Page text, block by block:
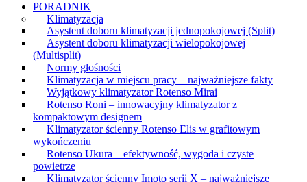
PORADNIK
Klimatyzacja
Asystent doboru klimatyzacji jednopokojowej (Split)
Asystent doboru klimatyzacji wielopokojowej
(Multisplit)
Normy głośności
Klimatyzacja w miejscu pracy – najważniejsze fakty
Wyjątkowy klimatyzator Rotenso Mirai
Rotenso Roni – innowacyjny klimatyzator z
kompaktowym designem
Klimatyzator ścienny Rotenso Elis w grafitowym
wykończeniu
Rotenso Ukura – efektywność, wygoda i czyste
powietrze
Klimatyzator ścienny Imoto serii X – najważniejsze